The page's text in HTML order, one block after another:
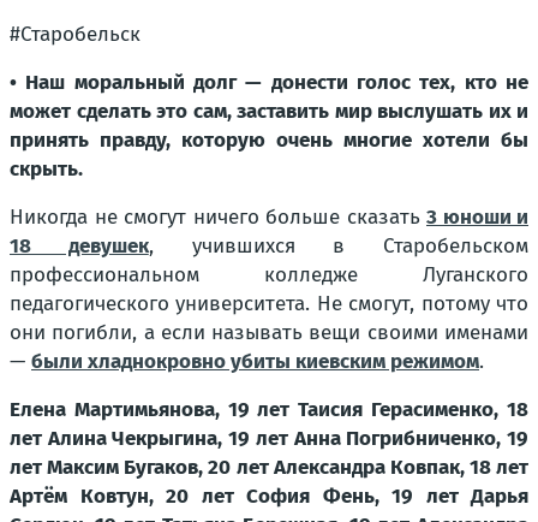
#Старобельск
• Наш моральный долг — донести голос тех, кто не
может сделать это сам, заставить мир выслушать их и
принять правду, которую очень многие хотели бы
скрыть.
Никогда не смогут ничего больше сказать 3 юноши и
18 девушек, учившихся в Старобельском
профессиональном колледже Луганского
педагогического университета. Не смогут, потому что
они погибли, а если называть вещи своими именами
— были хладнокровно убиты киевским режимом.
Елена Мартимьянова, 19 лет Таисия Герасименко, 18
лет Алина Чекрыгина, 19 лет Анна Погрибниченко, 19
лет Максим Бугаков, 20 лет Александра Ковпак, 18 лет
Артём Ковтун, 20 лет София Фень, 19 лет Дарья